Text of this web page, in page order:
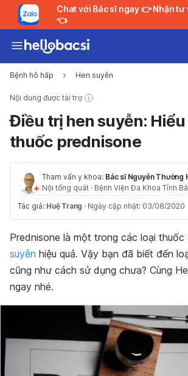
Chat với Bác sĩ ngay 👉 Nhận tư vấn MIỄN PHÍ
👈
Bệnh hô hấp Hen suyễn
Nội dung được tài trợ
Điều trị hen suyễn: Hiểu
thuốc prednisone
Tham vấn y khoa: Bác sĩ Nguyễn Thường
Nội tổng quát · Bệnh Viện Đa Khoa Tỉnh
Tác giả: Huệ Trang · Ngày cập nhật: 03/08/2020
Prednisone là một trong các loại thuốc
suyễn hiệu quả. Vậy bạn đã biết đến
cũng như cách sử dụng chưa? Cùng
ngay nhé.